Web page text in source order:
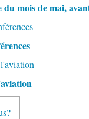
mois de mai,